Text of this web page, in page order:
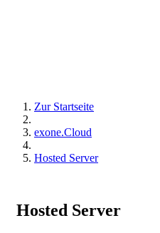
Zur Startseite
exone.Cloud
Hosted Server
Hosted Server